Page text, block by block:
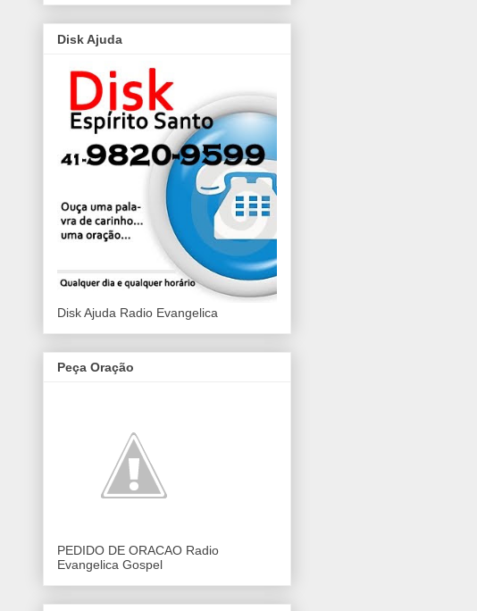
Disk Ajuda
Disk Ajuda Radio Evangelica
Peça Oração
PEDIDO DE ORACAO Radio
Evangelica Gospel